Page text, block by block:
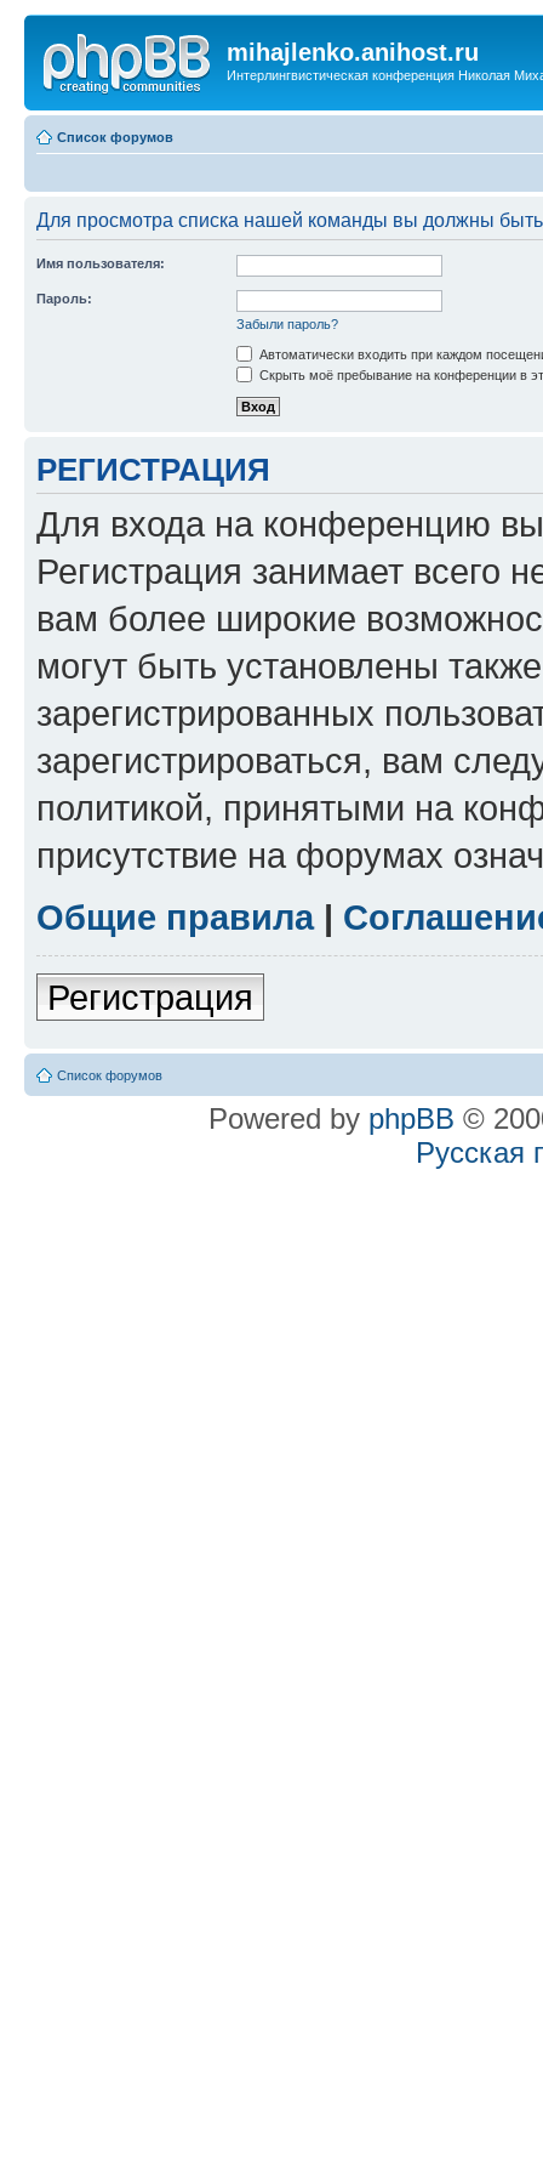
mihajlenko.anihost.ru
Интерлингвистическая конференция Николая
Список форумов
Для просмотра списка нашей команды вы должны
Имя пользователя:
Пароль:
Забыли пароль?
Автоматически входить при каждом
Скрыть моё пребывание на конференции в
РЕГИСТРАЦИЯ
Для входа на конференцию
Регистрация занимает всего
вам более широкие
могут быть установлены
зарегистрированных
зарегистрироваться, вам
политикой, принятыми на
присутствие на форумах
Общие правила|
Регистрация
Список форумов
Powered by phpBB ©
Русская